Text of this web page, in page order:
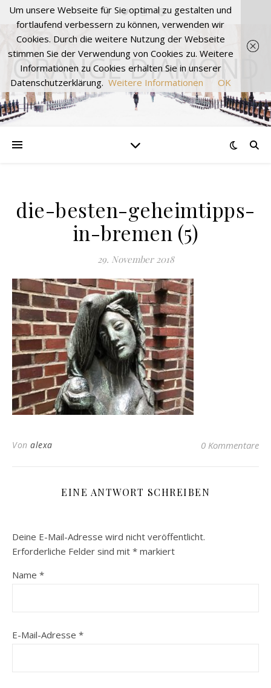
ORANGE DIAMOND
die-besten-geheimtipps-
in-bremen (5)
29. November 2018
Von alexa 0 Kommentare
EINE ANTWORT SCHREIBEN
Deine E-Mail-Adresse wird nicht veröffentlicht.
Erforderliche Felder sind mit * markiert
Name *
E-Mail-Adresse *
Um unsere Webseite für Sie optimal zu gestalten und
fortlaufend verbessern zu können, verwenden wir
Cookies. Durch die weitere Nutzung der Webseite
stimmen Sie der Verwendung von Cookies zu. Weitere
Informationen zu Cookies erhalten Sie in unserer
Datenschutzerklärung. Weitere Informationen OK